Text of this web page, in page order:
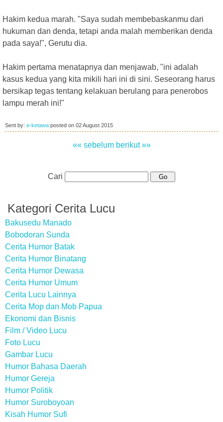
Hakim kedua marah. "Saya sudah membebaskanmu dari
hukuman dan denda, tetapi anda malah memberikan denda
pada saya!", Gerutu dia.
Hakim pertama menatapnya dan menjawab, "ini adalah
kasus kedua yang kita mikili hari ini di sini. Seseorang harus
bersikap tegas tentang kelakuan berulang para penerobos
lampu merah ini!"
Sent by: e-ketawa posted on 02 August 2015
«« sebelum berikut »»
Cari
Kategori Cerita Lucu
Bakusedu Manado
Bobodoran Sunda
Cerita Humor Batak
Cerita Humor Binatang
Cerita Humor Dewasa
Cerita Humor Umum
Cerita Lucu Lainnya
Cerita Mop dan Mob Papua
Ekonomi dan Bisnis
Film / Video Lucu
Foto Lucu
Gambar Lucu
Humor Bahasa Daerah
Humor Gereja
Humor Politik
Humor Suroboyoan
Kisah Humor Sufi